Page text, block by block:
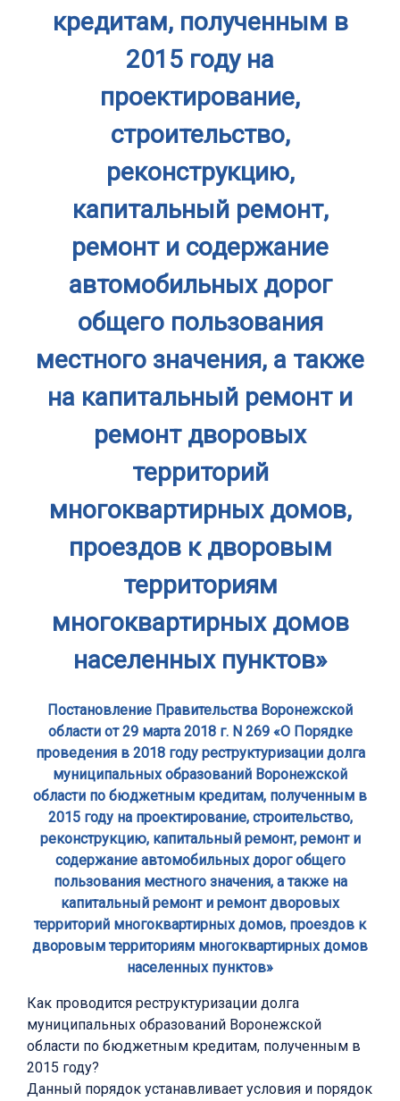
кредитам, полученным в
2015 году на
проектирование,
строительство,
реконструкцию,
капитальный ремонт,
ремонт и содержание
автомобильных дорог
общего пользования
местного значения, а также
на капитальный ремонт и
ремонт дворовых
территорий
многоквартирных домов,
проездов к дворовым
территориям
многоквартирных домов
населенных пунктов»
Постановление Правительства Воронежской
области от 29 марта 2018 г. N 269 «О Порядке
проведения в 2018 году реструктуризации долга
муниципальных образований Воронежской
области по бюджетным кредитам, полученным в
2015 году на проектирование, строительство,
реконструкцию, капитальный ремонт, ремонт и
содержание автомобильных дорог общего
пользования местного значения, а также на
капитальный ремонт и ремонт дворовых
территорий многоквартирных домов, проездов к
дворовым территориям многоквартирных домов
населенных пунктов»
Как проводится реструктуризации долга
муниципальных образований Воронежской
области по бюджетным кредитам, полученным в
2015 году?
Данный порядок устанавливает условия и порядок